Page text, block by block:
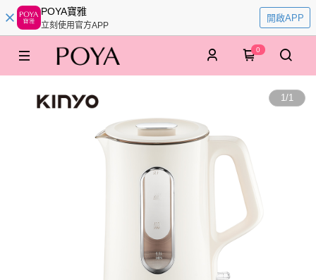
POYA寶雅
立刻使用官方APP
開啟APP
0
1/1